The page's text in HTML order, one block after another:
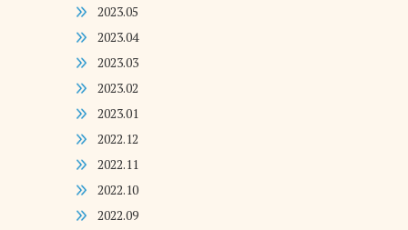
2023.05
2023.04
2023.03
2023.02
2023.01
2022.12
2022.11
2022.10
2022.09